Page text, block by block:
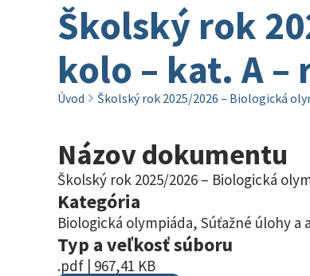
Školský rok
kolo – kat. A
Úvod Školský rok 2025/2026 – Biologická
Názov dokumentu
Školský rok 2025/2026 – Biologická
Kategória
Biologická olympiáda, Súťažné úlohy a
Typ a veľkosť súboru
.pdf | 967,41 KB